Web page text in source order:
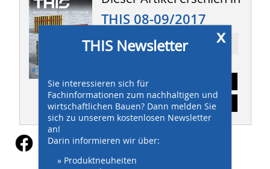
THIS 08-09/2017
Ressort: BAUMASCHINEN
Abonnement
Inhaltsverzeichnis
x
THIS Newsletter
Sie interessieren sich für
Fachinformationen zum nachhaltigen und
wirtschaftlichen Bauen? Dann melden Sie
sich zu unserem kostenlosen Newsletter
an!
Darin informieren wir über:
» Produktneuheiten